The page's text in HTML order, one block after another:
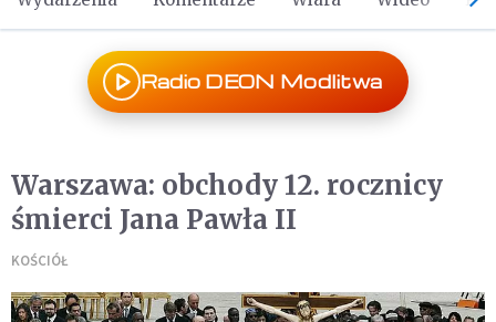
Radio DEON Modlitwa
Warszawa: obchody 12. rocznicy
śmierci Jana Pawła II
KOŚCIÓŁ